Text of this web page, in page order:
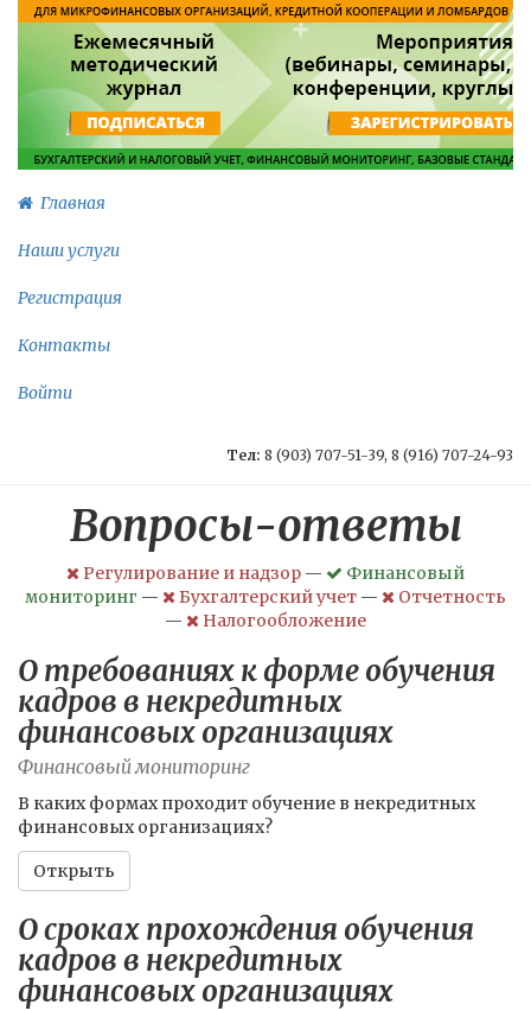
Главная
Наши услуги
Регистрация
Контакты
Войти
Тел: 8 (903) 707-51-39, 8 (916) 707-24-93
Вопросы-ответы
Регулирование и надзор —
Финансовый
мониторинг — Бухгалтерский учет —
Отчетность
—
Налогообложение
О требованиях к форме обучения
кадров в некредитных
финансовых организациях
Финансовый мониторинг
В каких формах проходит обучение в некредитных
финансовых организациях?
Открыть
О сроках прохождения обучения
кадров в некредитных
финансовых организациях